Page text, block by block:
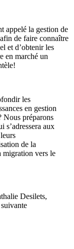
appelé la gestion de
de faire connaître
et d’obtenir les
en marché un
les
en gestion
Nous préparons
s’adressera aux
de la
migration vers le
Desilets,